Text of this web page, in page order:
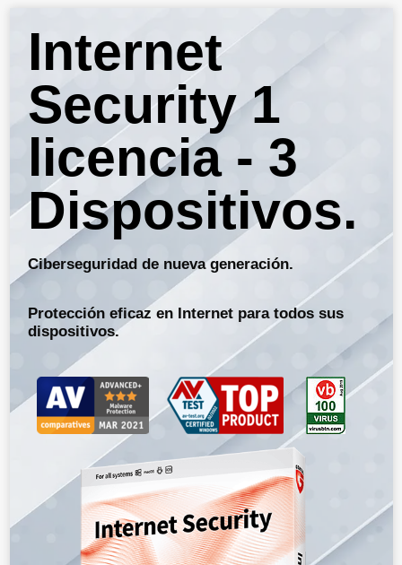
Internet
Security 1
licencia - 3
Dispositivos.
Ciberseguridad de nueva generación.
Protección eficaz en Internet para todos sus
dispositivos.